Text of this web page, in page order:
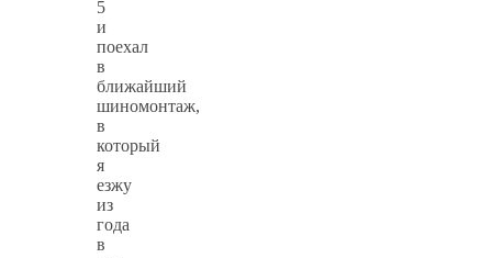
5
и
поехал
в
ближайший
шиномонтаж,
в
который
я
езжу
из
года
в